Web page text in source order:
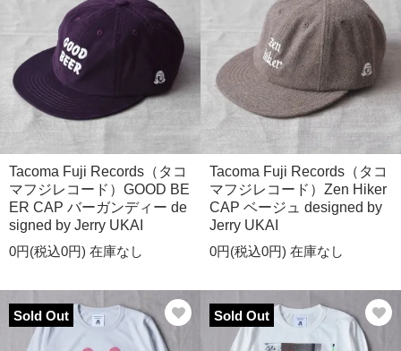
Tacoma Fuji Records（タコ
マフジレコード）GOOD BE
ER CAP バーガンディー de
signed by Jerry UKAI
0円(税込0円) 在庫なし
Tacoma Fuji Records（タコ
マフジレコード）Zen Hiker
CAP ベージュ designed by
Jerry UKAI
0円(税込0円) 在庫なし
Sold Out Sold Out